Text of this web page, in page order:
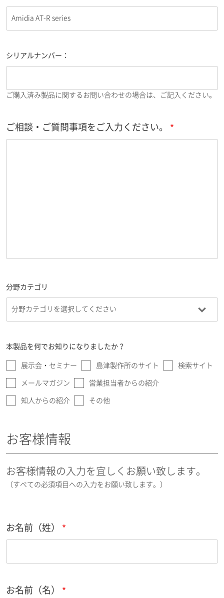
シリアルナンバー：
ご購入済み製品に関するお問い合わせの場合は、ご記入ください。
ご相談・ご質問事項をご入力ください。
分野カテゴリ
本製品を何でお知りになりましたか？
展示会・セミナー 島津製作所のサイト 検索サイト
メールマガジン 営業担当者からの紹介
知人からの紹介 その他
お客様情報
お客様情報の入力を宜しくお願い致します。
（すべての必須項目への入力をお願い致します。）
お名前（姓）
お名前（名）